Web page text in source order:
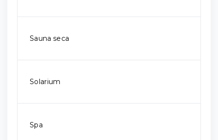
Sauna seca
Solarium
Spa